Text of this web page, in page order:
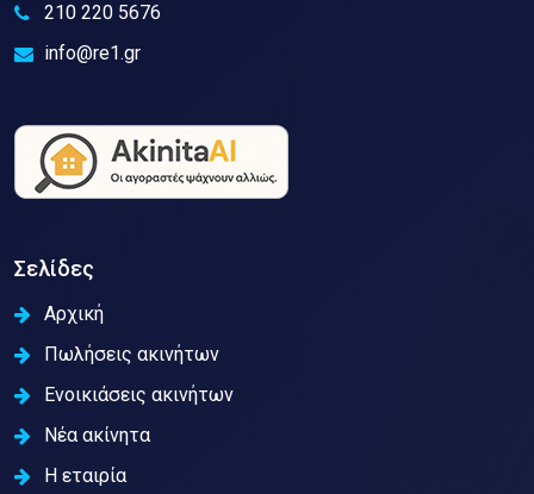
210 220 5676
info@re1.gr
Σελίδες
Αρχική
Πωλήσεις ακινήτων
Ενοικιάσεις ακινήτων
Νέα ακίνητα
Η εταιρία